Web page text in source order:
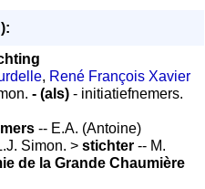
, René François Xavier
- (als) - initiatiefnemers.
-- E.A. (Antoine)
Simon. > stichter -- M.
de la Grande Chaumière